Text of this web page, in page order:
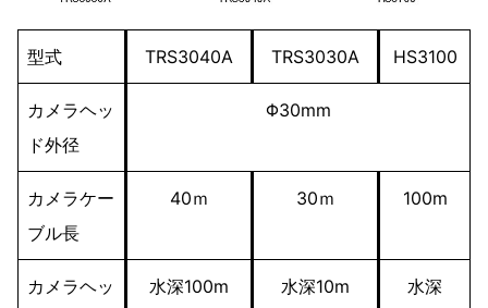
型式 TRS3040A TRS3030A HS3100
カメラヘッ
ド外径
Φ30mm
カメラケー
ブル長
40ｍ 30ｍ 100m
カメラヘッ
水深100m 水深10m
水深